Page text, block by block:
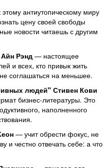
антиутопическому миру
цену своей свободы
новости читаешь с другим
Рэнд — настоящее
и всех, кто привык жить
соглашаться на меньшее.
людей" Стивен Кови
бизнес-литературы. Это
наполненного
— учит обрести фокус, не
и честно отвечать себе: а что